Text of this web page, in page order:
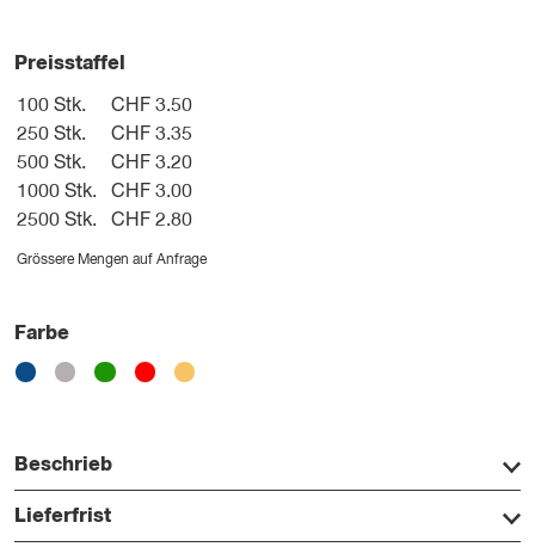
Preisstaffel
100 Stk.
CHF 3.50
250 Stk.
CHF 3.35
500 Stk.
CHF 3.20
1000 Stk.
CHF 3.00
2500 Stk.
CHF 2.80
Grössere Mengen auf Anfrage
Farbe
Beschrieb
Lieferfrist